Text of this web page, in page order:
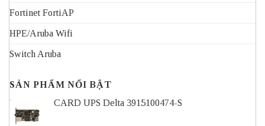
Fortinet FortiAP
HPE/Aruba Wifi
Switch Aruba
SẢN PHẨM NỔI BẬT
CARD UPS Delta 3915100474-S